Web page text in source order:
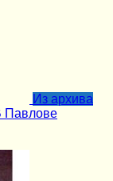
Из архива
Павлове